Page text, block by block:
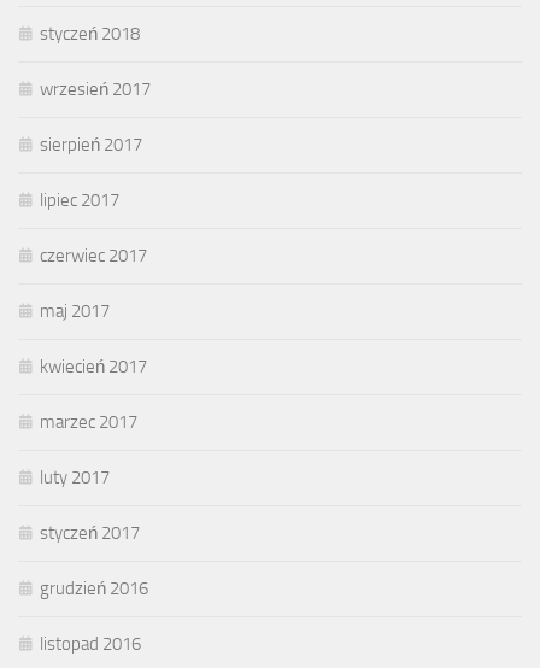
styczeń 2018
wrzesień 2017
sierpień 2017
lipiec 2017
czerwiec 2017
maj 2017
kwiecień 2017
marzec 2017
luty 2017
styczeń 2017
grudzień 2016
listopad 2016